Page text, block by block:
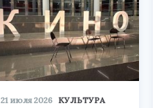
21 июля 2026 КУЛЬТУРА